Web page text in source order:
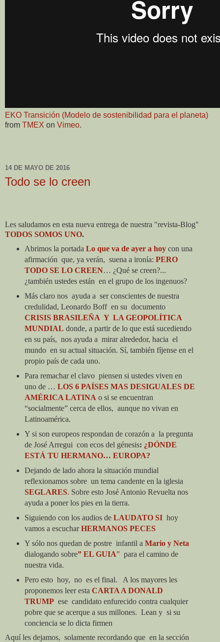
EKO Transición (Modelo de sostenibilidad para el planeta)
from TMEX on Vimeo.
14 DE MAYO DE 2016
Todo se lo creen
Les saludamos en esta nueva entrega de nuestra "revista-Blog"
TODOS SOMOS UNO.
Abrimos la portada Lo que va de ayer a hoy con una
afirmación que, ya verán, suena a ironía: PERO
TODO SE LO CREEN… ¿Qué se creen?...
¿también ustedes están en el grupo de los ingenuos?
Más claro nos ayuda a ser conscientes de nuestra
credulidad, Leonardo Boff en su documento
CRISIS BRASILEÑA Y LA GEOPOLÍTICA
MUNDIAL donde, a partir de lo que está sucediendo
en su país, nos ayuda a mirar alrededor, hacia el
mundo en su actual situación. Sí, también fíjense en el
propio país de cada uno.
Para remachar el clavo piensen si ustedes viven en
uno de … LOS 6 PAÍSES MAS DESIGUALES DE
AMÉRICA LATINA o si se encuentran
“socialmente” cerca de ellos, aunque no vivan en
Latinoamérica.
Y si son europeos respondan de corazón a la pregunta
de José Arregui con ecos del génesis: ¿DÓNDE
ESTÁ TU HERMANO… EUROPA?
Dejando de lado ahora la situación mundial
reflexionamos sobre un tema candente en la iglesia
SEGLARES. Sobre esto José Antonio Revuelta nos
ayuda a poner los pies en la tierra.
Siguiendo con los audios de LAUDATO SI hoy
vamos a escucharHERMANOS PECES
Y sólo nos quedan de postre infantil a Mario y Neta
dialogando sobre” EL GUIA” para el camino de
nuestra vida.
Pero esto hoy, no es el final.
A los mayores les
proponemos leer esta CARTA A DONALD
TRUMP ese candidato enfurecido contra cualquier
pobre que se acerque a sus millones. Lean y si su
conciencia se lo dicta firmen
Aquí les dejamos, solamente recordando que en la sección